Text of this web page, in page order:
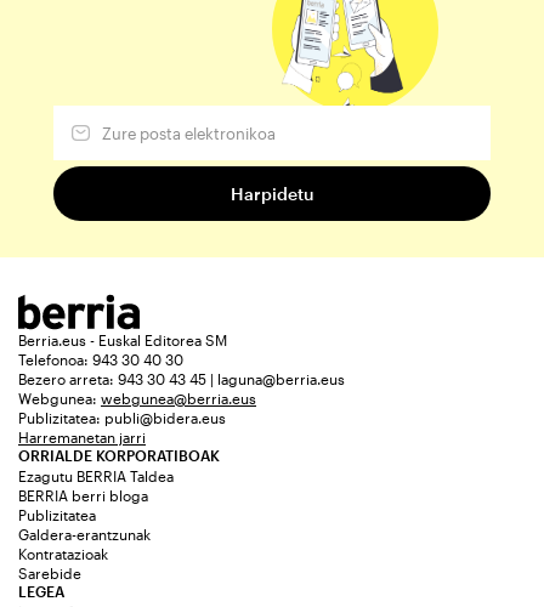
Berria.eus - Euskal Editorea SM
Telefonoa: 943 30 40 30
Bezero arreta: 943 30 43 45 | laguna@berria.eus
Webgunea: webgunea@berria.eus
Publizitatea: publi@bidera.eus
Harremanetan jarri
ORRIALDE KORPORATIBOAK
Ezagutu BERRIA Taldea
BERRIA berri bloga
Publizitatea
Galdera-erantzunak
Kontratazioak
Sarebide
LEGEA